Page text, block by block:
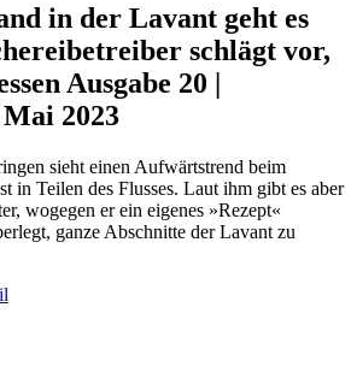
in der Lavant geht es
schlägt vor,
Ausgabe 20 |
2023
sieht einen Aufwärtstrend beim
in Teilen des Flusses. Laut ihm gibt es aber
wogegen er ein eigenes »Rezept«
ganze Abschnitte der Lavant zu